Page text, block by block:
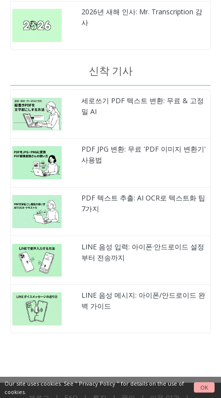
2026년 새해 인사: Mr. Transcription 감
사
신착 기사
세로쓰기 PDF 텍스트 변환: 무료 & 고정
밀 AI
PDF JPG 변환: 무료 'PDF 이미지 변환기'
사용법
PDF 텍스트 추출: AI OCR로 텍스트화 팁
7가지
LINE 음성 입력: 아이폰·안드로이드 설정
부터 전송까지
LINE 음성 메시지: 아이폰/안드로이드 완
벽 가이드
Our site uses cookies. See "Privacy Policy" for details on the use of
cookies.
OK